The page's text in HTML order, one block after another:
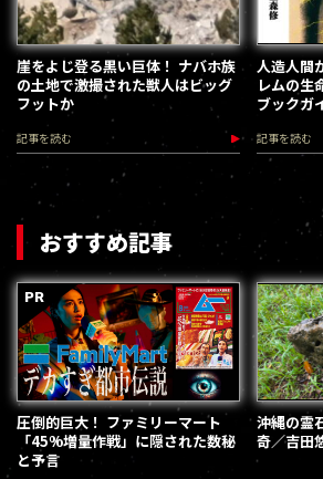
崖をよじ登る黒い巨体！ ナバホ族
の土地で激撮された獣人はビッグ
フットか
記事を読む
人造人間
レムの生
ブックガ
記事を読む
おすすめ記事
圧倒的巨大！ ファミリーマート
「45%増量作戦」に隠された数秘
と予言
沖縄の霊
奇／吉田